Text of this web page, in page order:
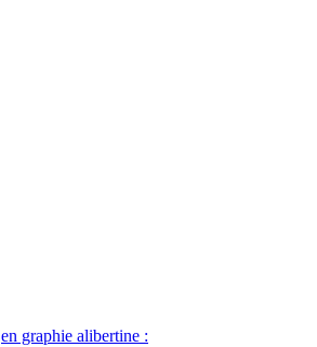
en graphie alibertine :